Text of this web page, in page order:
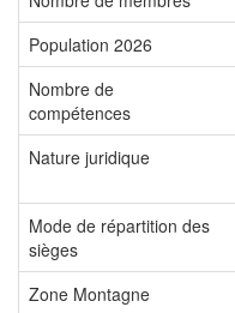
Population 2026
Nombre de
compétences
Nature juridique
Mode de répartition des
sièges
Zone Montagne